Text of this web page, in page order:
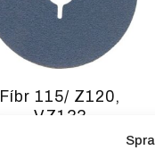
Fíbr 115/ Z120,
VZ133
včetně DPH